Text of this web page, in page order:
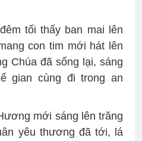
tối thấy ban mai lên
con tim mới hát lên
Chúa đã sống lại, sáng
gian cùng đi trong an
mới sáng lên trăng
yêu thương đã tới, lá